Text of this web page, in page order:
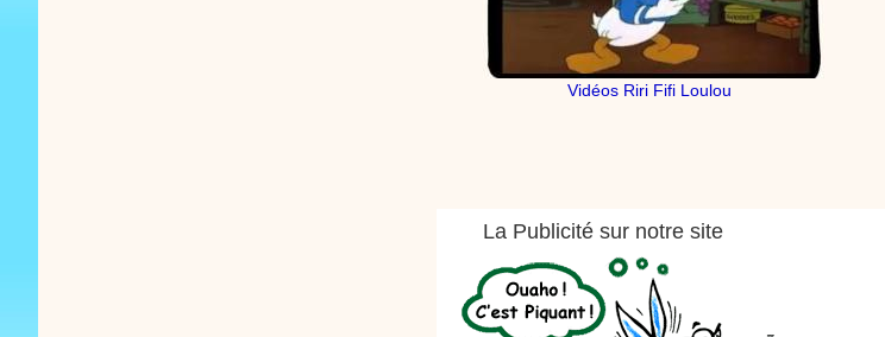
Vidéos Riri Fifi Loulou
La Publicité sur notre site